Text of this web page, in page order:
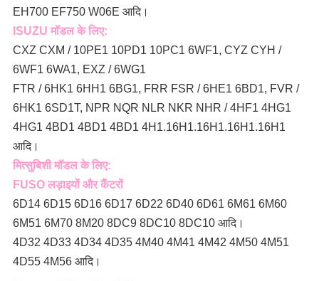
EH700 EF750 W06E आदि।
ISUZU मॉडल के लिए:
CXZ CXM / 10PE1 10PD1 10PC1 6WF1, CYZ CYH /
6WF1 6WA1, EXZ / 6WG1
FTR / 6HK1 6HH1 6BG1, FRR FSR / 6HE1 6BD1, FVR /
6HK1 6SD1T, NPR NQR NLR NKR NHR / 4HF1 4HG1
4HG1 4BD1 4BD1 4BD1 4H1.16H1.16H1.16H1.16H1
आदि।
मित्सुबिशी मॉडल के लिए:
FUSO लड़ाइयों और कैंटरों
6D14 6D15 6D16 6D17 6D22 6D40 6D61 6M61 6M60
6M51 6M70 8M20 8DC9 8DC10 8DC10 आदि।
4D32 4D33 4D34 4D35 4M40 4M41 4M42 4M50 4M51
4D55 4M56 आदि।